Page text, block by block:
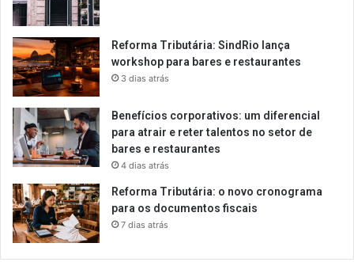
Reforma Tributária: SindRio lança
workshop para bares e restaurantes
3 dias atrás
Benefícios corporativos: um diferencial
para atrair e reter talentos no setor de
bares e restaurantes
4 dias atrás
Reforma Tributária: o novo cronograma
para os documentos fiscais
7 dias atrás